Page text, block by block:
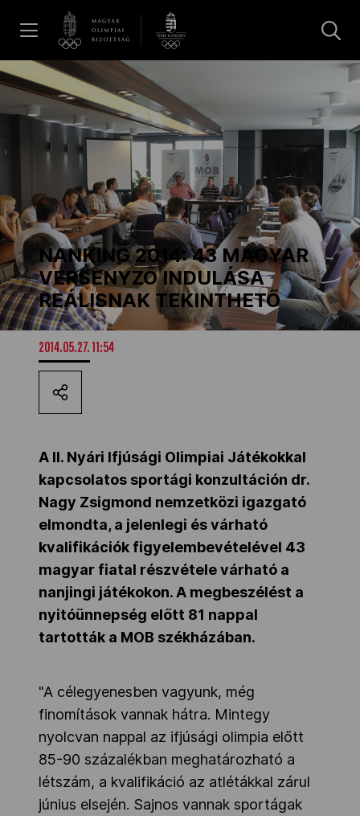
Hírek
Galéria
Dakar 2026
Los Angeles 2028
MOB
Kettőskarrier-program
NOB
Társszervezetek
OVEP
Adatbank
NANKING 2014: 43 MAGYAR
VERSENYZŐ INDULÁSA
REÁLISNAK TEKINTHETŐ
2014.05.27. 11:54
A II. Nyári Ifjúsági Olimpiai Játékokkal
kapcsolatos sportági konzultáción dr.
Nagy Zsigmond nemzetközi igazgató
elmondta, a jelenlegi és várható
kvalifikációk figyelembevételével 43
magyar fiatal részvétele várható a
nanjingi játékokon. A megbeszélést a
nyitóünnepség előtt 81 nappal
tartották a MOB székházában.
"A célegyenesben vagyunk, még
finomítások vannak hátra. Mintegy
nyolcvan nappal az ifjúsági olimpia előtt
85-90 százalékban meghatározható a
létszám, a kvalifikáció az atlétákkal zárul
június elsején. Sajnos vannak sportágak